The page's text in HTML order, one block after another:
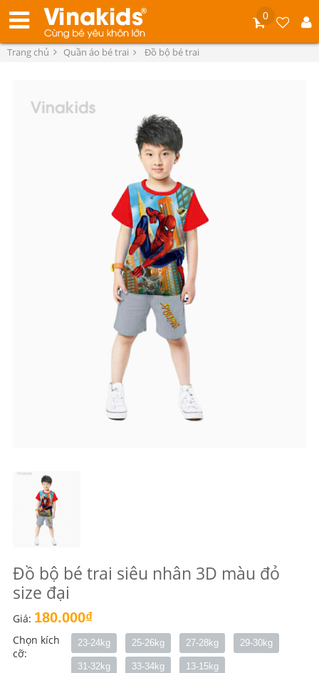
0
Trang chủ Quần áo bé trai Đồ bộ bé trai
Đồ bộ bé trai siêu nhân 3D màu đỏ
size đại
Giá: 180.000₫
Chọn kích
cỡ:
23-24kg 25-26kg 27-28kg 29-30kg
31-32kg 33-34kg 13-15kg